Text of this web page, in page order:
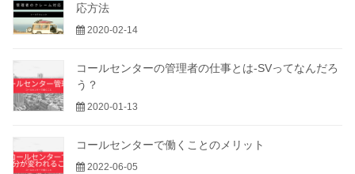
応方法
2020-02-14
コールセンターの管理者の仕事とは-SVってなんだろ
う？
2020-01-13
コールセンターで働くことのメリット
2022-06-05